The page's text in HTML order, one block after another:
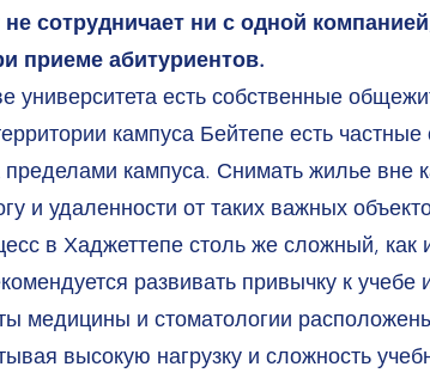
не сотрудничает ни с одной
приеме абитуриентов.
университета есть собственные
кампуса Бейтепе есть
кампуса. Снимать жилье вне
и удаленности от таких важных
в Хаджеттепе столь же сложный, как
развивать привычку к
медицины и стоматологии
высокую нагрузку и сложность